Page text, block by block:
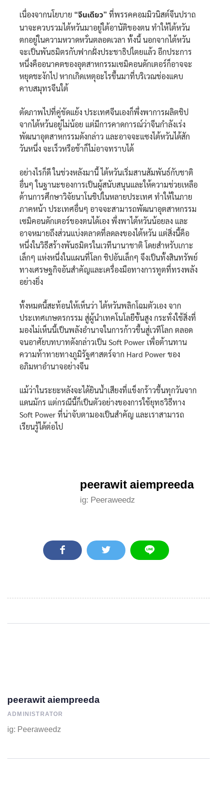
เนื่องจากนโยบาย “จีนเดียว” ที่พรรคคอมมิวนิสต์จีนปราถ
นาจะควบรวมไต้หวันมาอยู่ใต้อานัติของตน ทำให้ไต้หวัน
ตกอยู่ในความหวาดหวั่นตลอดเวลา ทั้งนี้ นอกจากไต้หวัน
จะเป็นพันธมิตรกับฟากฝั่งประชาธิปไตยแล้ว อีกประการ
หนึ่งคืออนาคตของอุตสาหกรรมเซมิคอนดักเตอร์ก็อาจจะ
หยุดชะงักไป หากเกิดเหตุอะไรขึ้นมาที่บริเวณช่องแคบ
คาบสมุทรจีนใต้
ตัดภาพไปที่คู่ขัดแย้ง ประเทศจีนเองก็พึ่งพาการผลิตชิป
จากไต้หว้นอยู่ไม่น้อย แต่มีการคาดการณ์ว่าจีนกำลังเร่ง
พัฒนาอุตสาหกรรมดังกล่าว และอาจจะแซงไต้หวันได้สัก
วันหนึ่ง จะเร็วหรือช้าก็ไม่อาจทราบได้
อย่างไรก็ดี ในช่วงหลังมานี้ ไต้หวันเริ่มสานสัมพันธ์กับชาติ
อื่นๆ ในฐานะของการเป็นผู้สนับสนุนและให้ความช่วยเหลือ
ด้านการศึกษาวิจัยนาโนชิปในหลายประเทศ ทำให้ในภาย
ภาคหน้า ประเทศอื่นๆ อาจจะสามารถพัฒนาอุตสาหกรรม
เซมิคอนดักเตอร์ของตนได้เอง พึ่งพาไต้หวันน้อยลง และ
อาจหมายถึงส่วนแบ่งตลาดที่ลดลงของไต้หวัน แต่สิ่งนี้คือ
หนึ่งในวิธีสร้างพันธมิตรในเวทีนานาชาติ โดยสำหรับเกาะ
เล็กๆ แห่งหนึ่งในแผนที่โลก ชิปอันเล็กๆ จึงเป็นทั้งสินทรัพย์
ทางเศรษฐกิจอันสำคัญและเครื่องมือทางการทูตที่ทรงพลัง
อย่างยิ่ง
ทั้งหมดนี้สะท้อนให้เห็นว่า ไต้หวันพลิกโฉมตัวเอง จาก
ประเทศเกษตรกรรม สู่ผู้นำเทคโนโลยีขั้นสูง กระทั่งใช้สิ่งที่
มองไม่เห็นนี้เป็นพลังอำนาจในการก้าวขึ้นสู่เวทีโลก ตลอด
จนอาศัยบทบาทดังกล่าวเป็น Soft Power เพื่อต้านทาน
ความท้าทายทางภูมิรัฐศาสตร์จาก Hard Power ของ
อภิมหาอำนาจอย่างจีน
แม้ว่าในระยะหลังจะได้ยินน้ำเสียงที่แข็งกร้าวขึ้นทุกวันจาก
แดนมักร แต่กรณีนี้ก็เป็นตัวอย่างของการใช้ยุทธวิธีทาง
Soft Power ที่น่าจับตามองเป็นสำคัญ และเราสามารถ
เรียนรู้ได้ต่อไป
peerawit aiempreeda
ig: Peeraweedz
peerawit aiempreeda
ADMINISTRATOR
ig: Peeraweedz